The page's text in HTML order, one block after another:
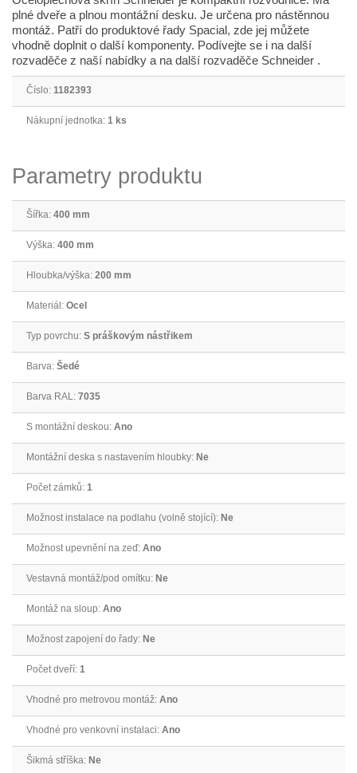
plné dveře a plnou montážní desku. Je určena pro nástěnnou
montáž. Patří do produktové řady Spacial, zde jej můžete
vhodně doplnit o další komponenty. Podívejte se i na další
rozvaděče z naší nabídky a na další rozvaděče Schneider .
Číslo: 1182393
Nákupní jednotka: 1 ks
Parametry produktu
Šířka: 400 mm
Výška: 400 mm
Hloubka/výška: 200 mm
Materiál: Ocel
Typ povrchu: S práškovým nástřikem
Barva: Šedé
Barva RAL: 7035
S montážní deskou: Ano
Montážní deska s nastavením hloubky: Ne
Počet zámků: 1
Možnost instalace na podlahu (volně stojící): Ne
Možnost upevnění na zeď: Ano
Vestavná montáž/pod omítku: Ne
Montáž na sloup: Ano
Možnost zapojení do řady: Ne
Počet dveří: 1
Vhodné pro metrovou montáž: Ano
Vhodné pro venkovní instalaci: Ano
Šikmá stříška: Ne